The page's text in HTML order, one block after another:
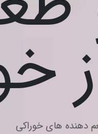
دهنده های خوراکی